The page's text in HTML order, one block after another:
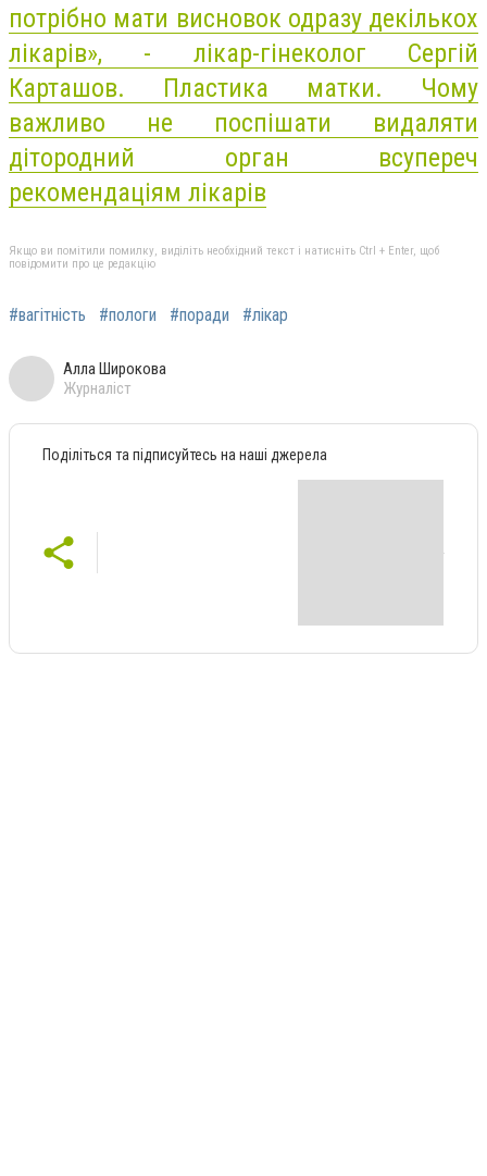
потрібно мати висновок одразу декількох
лікарів», - лікар-гінеколог Сергій
Карташов. Пластика матки. Чому
важливо не поспішати видаляти
дітородний орган всупереч
рекомендаціям лікарів
Якщо ви помітили помилку, виділіть необхідний текст і натисніть Ctrl + Enter, щоб
повідомити про це редакцію
#вагітність #пологи #поради #лікар
Алла Широкова
Журналіст
Поділіться та підписуйтесь на наші джерела